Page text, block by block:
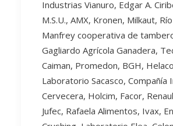
Industrias Vianuro, Edgar A.
M.S.U., AMX, Kronen, Milkaut,
Manfrey cooperativa de
Gagliardo Agrícola Ganadera,
Caiman, Promedon, BGH,
Laboratorio Sacasco, Compañía
Cervecera, Holcim, Facor,
Jufec, Rafaela Alimentos, Ivax,